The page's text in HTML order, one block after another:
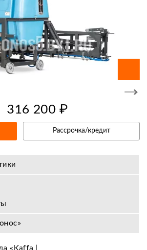
316 200 ₽
Рассрочка/кредит
«Kaffa |